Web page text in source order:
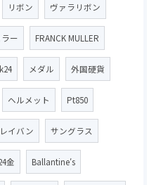
リボン ヴァラリボン
ー FRANCK MULLER
k24 メダル 外国硬貨
ヘルメット Pt850
レイバン サングラス
金 Ballantine′s